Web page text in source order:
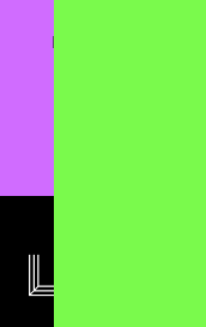
Huxleys Neue